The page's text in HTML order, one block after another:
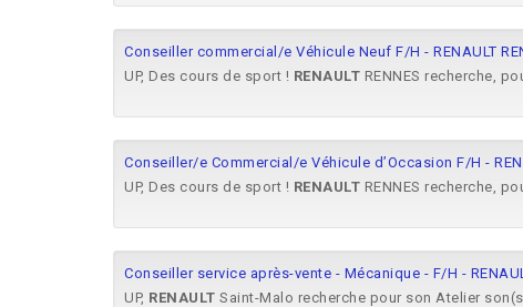
Conseiller commercial/e Véhicule Neuf F/H - RENAULT
UP, Des cours de sport ! RENAULT RENNES recherche,
Conseiller/e Commercial/e Véhicule d’Occasion F/H -
UP, Des cours de sport ! RENAULT RENNES recherche,
Conseiller service après-vente - Mécanique - F/H -
UP, RENAULT Saint-Malo recherche pour son Atelier